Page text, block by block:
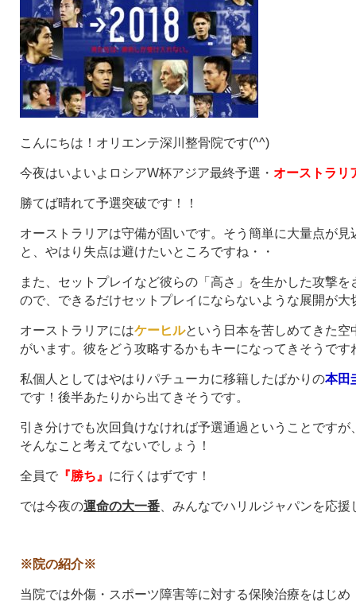
こんにちは！オリエンテ深川整骨院です(^^)
今夜はいよいよロシアW杯アジア最終予選・ オーストラリ
勝てば晴れて予選突破です！！
オーストラリアは守備が固いです。そう簡単に大量点が見
と、やはり失点は避けたいところですね・・
また、セットプレイなど彼らの「高さ」を生かした攻撃
ので、できるだけセットプレイにならないような展開が大
オーストラリアにはケーヒルという日本を苦しめてきた空
がいます。彼をどう攻略するかもキーになってきそうです
私個人としてはやはりパチューカに移籍したばかりの本田
です！後半あたりから出てきそうです。
引き分けでも次回負けなければ予選通過ということですが
そんなこと考えてないでしょう！
全員で 『勝ち』 に行くはずです！
では今夜の運命の大一番 、みんなでハリルジャパンを応
※院の紹介※
当院では外傷・スポーツ障害等に対する保険治療をはじめ